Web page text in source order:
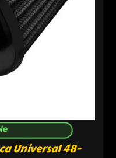
Universal 48-